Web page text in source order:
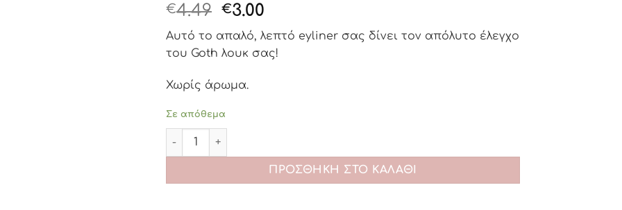
€4.49 Original
price
was:
€4.49.
€3.00
τρέχουσα
τιμή
είναι:
Αυτό το απαλό, λεπτό eyliner σας δίνει τον απόλυτο έλεγχο
του Goth λουκ σας!
Χωρίς άρωμα.
Σε απόθεμα
MegaLast Metallic Eyeliner - Skull Prayer ποσότητα
ΠΡΟΣΘΉΚΗ ΣΤΟ ΚΑΛΆΘΙ